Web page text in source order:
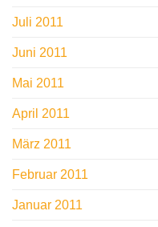
Juli 2011
Juni 2011
Mai 2011
April 2011
März 2011
Februar 2011
Januar 2011